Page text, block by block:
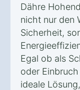
Dähre
nicht nur den
Sicherheit,
Egal ob als
oder
ideale